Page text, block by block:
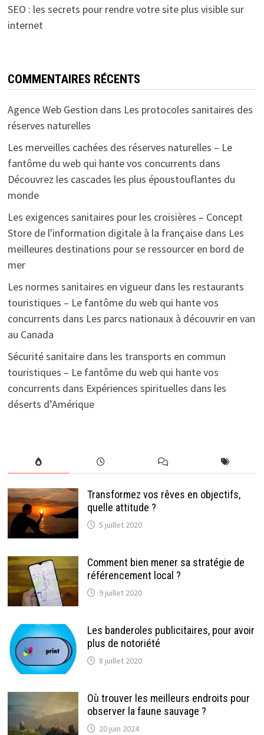
SEO : les secrets pour rendre votre site plus visible sur
internet
COMMENTAIRES RÉCENTS
Agence Web Gestion dans Les protocoles sanitaires des
réserves naturelles
Les merveilles cachées des réserves naturelles – Le
fantôme du web qui hante vos concurrents dans
Découvrez les cascades les plus époustouflantes du
monde
Les exigences sanitaires pour les croisières – Concept
Store de l'information digitale à la françaisedans Les
meilleures destinations pour se ressourcer en bord de
mer
Les normes sanitaires en vigueur dans les restaurants
touristiques – Le fantôme du web qui hante vos
concurrents dans Les parcs nationaux à découvrir en van
au Canada
Sécurité sanitaire dans les transports en commun
touristiques – Le fantôme du web qui hante vos
concurrents dans Expériences spirituelles dans les
déserts d’Amérique
Transformez vos rêves en objectifs,
quelle attitude ?
5 juillet 2020
Comment bien mener sa stratégie de
référencement local ?
9 juillet 2020
Les banderoles publicitaires, pour avoir
plus de notoriété
8 juillet 2020
Où trouver les meilleurs endroits pour
observer la faune sauvage ?
20 juin 2024